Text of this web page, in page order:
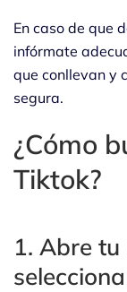
En caso de que
infórmate
que conllevan y
segura.
¿Cómo
Tiktok?
1. Abre